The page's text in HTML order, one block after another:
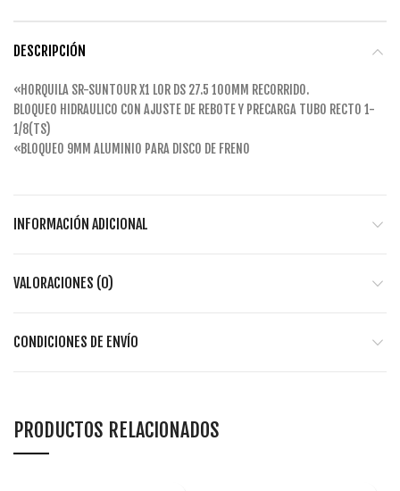
DESCRIPCIÓN
«HORQUILA SR-SUNTOUR X1 LOR DS 27.5 100MM RECORRIDO.
BLOQUEO HIDRAULICO CON AJUSTE DE REBOTE Y PRECARGA TUBO RECTO 1-
1/8(TS)
«BLOQUEO 9MM ALUMINIO PARA DISCO DE FRENO
INFORMACIÓN ADICIONAL
VALORACIONES (0)
CONDICIONES DE ENVÍO
PRODUCTOS RELACIONADOS